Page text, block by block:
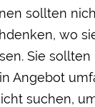
sollten
wo
Sie sollten
Angebot
suchen,